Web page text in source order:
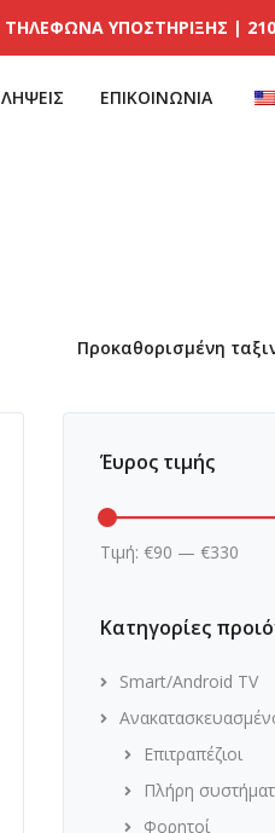
ΤΗΛΕΦΩΝA ΥΠΟΣΤΗΡΙΞΗΣ | 210
ΛΗΨΕΙΣ ΕΠΙΚΟΙΝΩΝΙΑ
Έυρος τιμής
Τιμή: €90 — €330
Κατηγορίες
Smart/Android TV
Επιτραπέζιοι
Πλήρη
Φορητοί